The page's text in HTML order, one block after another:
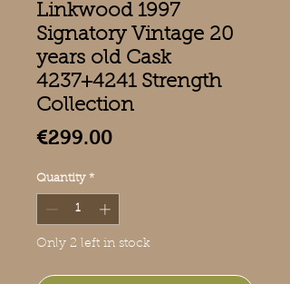
Linkwood 1997
Signatory Vintage 20
years old Cask
4237+4241 Strength
Collection
€299.00Price
Quantity *
Only 2 left in stock